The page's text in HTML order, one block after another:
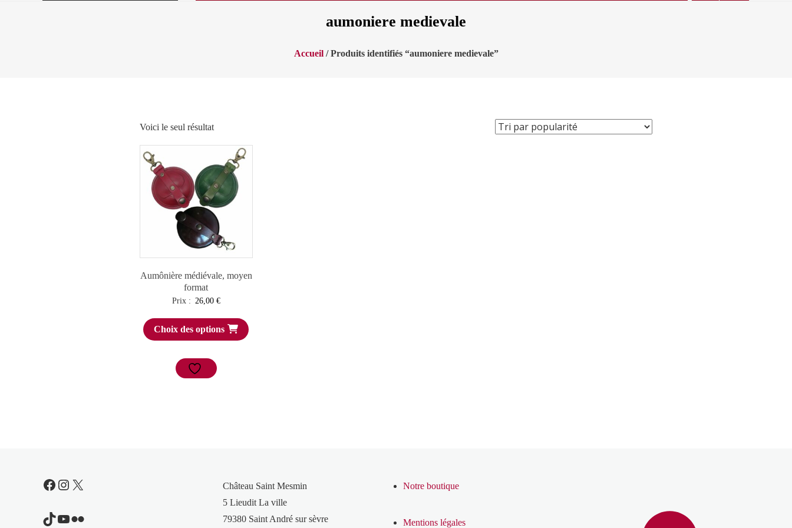
aumoniere medievale
Accueil/ Produits identifiés “aumoniere medievale”
Voici le seul résultat
Aumônière médiévale, moyen
format
Prix : 26,00 €
Choix des options
Facebook
Instagram
X
TikTok
YouTube
Flickr
Château Saint Mesmin
5 Lieudit La ville
79380 Saint André sur sèvre
Notre boutique
Mentions légales